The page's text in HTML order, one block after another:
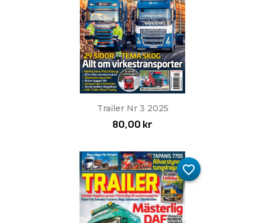
Trailer Nr 3 2025
80,00 kr
favorite_border